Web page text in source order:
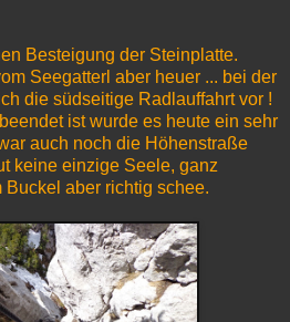
Besteigung der Steinplatte.
Seegatterl aber heuer ... bei der
die südseitige Radlauffahrt vor !
ist wurde es heute ein sehr
auch noch die Höhenstraße
keine einzige Seele, ganz
aber richtig schee.